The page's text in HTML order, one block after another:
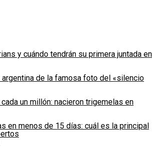
y cuándo tendrán su primera juntada en
de la famosa foto del «silencio
un millón: nacieron trigemelas en
en menos de 15 días: cuál es la principal